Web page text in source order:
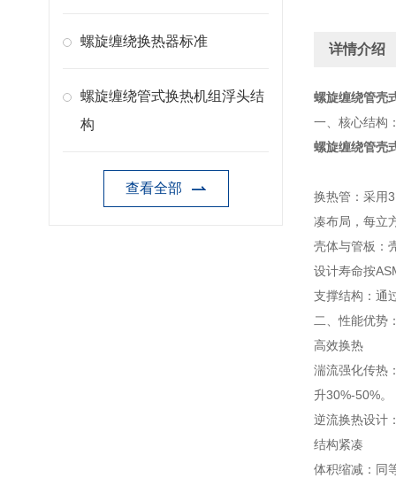
螺旋缠绕换热器标准
螺旋缠绕管式换热机组浮头结
构
查看全部
详情介绍
螺旋缠绕管壳
一、核心结构
螺旋缠绕管壳
换热管：采用
凑布局，每立
壳体与管板：
设计寿命按
支撑结构：通
二、性能优势
高效换热
湍流强化传热
升30%-50%。
逆流换热设计
结构紧凑
体积缩减：同